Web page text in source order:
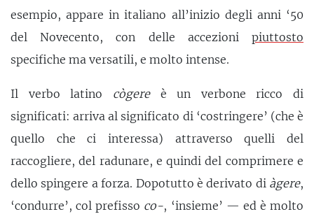
esempio, appare in italiano all’inizio degli anni ‘50
del Novecento, con delle accezioni piuttosto
specifiche ma versatili, e molto intense.
Il verbo latino cògereè un verbone ricco di
significati: arriva al significato di ‘costringere’ (che è
quello che ci interessa) attraverso quelli del
raccogliere, del radunare, e quindi del comprimere e
dello spingere a forza. Dopotutto è derivato di àgere,
‘condurre’, col prefisso co-, ‘insieme’ — ed è molto